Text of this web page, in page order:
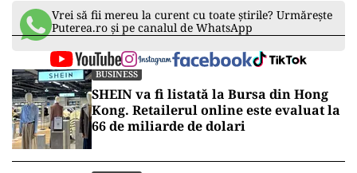
Vrei să fii mereu la curent cu toate știrile? Urmărește
Puterea.ro și pe canalul de WhatsApp
BUSINESS
SHEIN va fi listată la Bursa din Hong
Kong. Retailerul online este evaluat la
66 de miliarde de dolari